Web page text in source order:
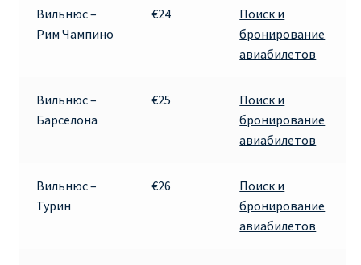
Рождественские направления от € 9
О сайте
Вильнюс –
Рим Чампино
€24
Поиск и
бронирование
авиабилетов
Вильнюс –
Барселона
€25
Поиск и
бронирование
авиабилетов
Вильнюс –
Турин
€26
Поиск и
бронирование
авиабилетов